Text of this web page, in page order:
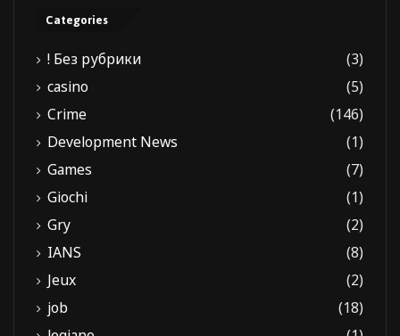
Categories
! Без рубрики
(3)
casino
(5)
Crime
(146)
Development News
(1)
Games
(7)
Giochi
(1)
Gry
(2)
IANS
(8)
Jeux
(2)
job
(18)